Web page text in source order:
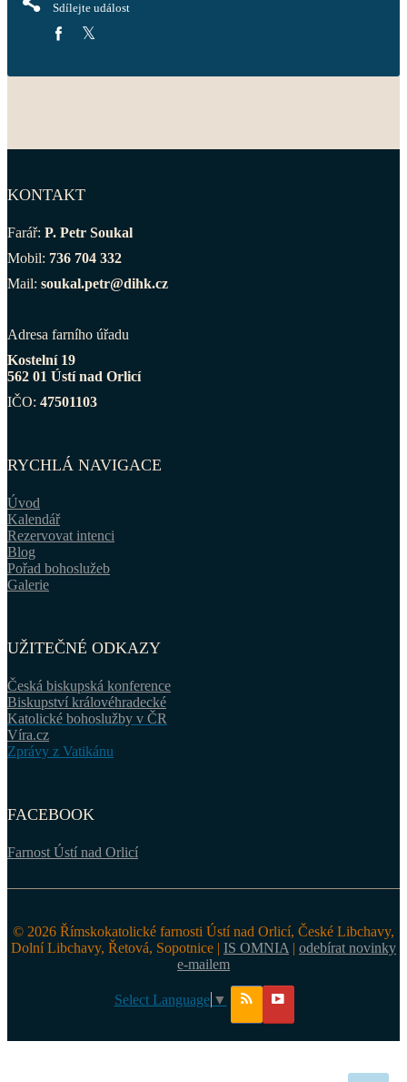
Sdílejte událost
KONTAKT
Farář: P. Petr Soukal
Mobil: 736 704 332
Mail: soukal.petr@dihk.cz
Adresa farního úřadu
Kostelní 19
562 01 Ústí nad Orlicí
IČO: 47501103
RYCHLÁ NAVIGACE
Úvod
Kalendář
Rezervovat intenci
Blog
Pořad bohoslužeb
Galerie
UŽITEČNÉ ODKAZY
Česká biskupská konference
Biskupství královéhradecké
Katolické bohoslužby v ČR
Víra.cz
Zprávy z Vatikánu
FACEBOOK
Farnost Ústí nad Orlicí
© 2026 Římskokatolické farnosti Ústí nad Orlicí, České Libchavy,
Dolní Libchavy, Řetová, Sopotnice | IS OMNIA | odebírat novinky
e-mailem
Select Language ▼